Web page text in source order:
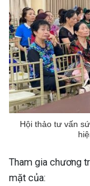
Hội thảo tư vấn
Tham gia chương
mặt của: